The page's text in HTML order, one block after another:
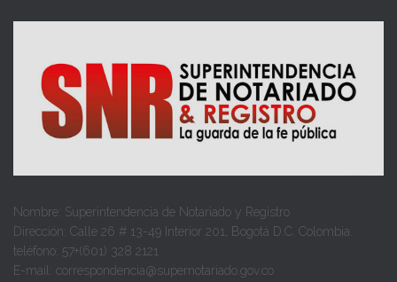
Nombre: Superintendencia de Notariado y Registro
Dirección: Calle 26 # 13-49 Interior 201, Bogotá D.C. Colombia.
teléfono: 57+(601) 328 2121
E-mail: correspondencia@supernotariado.gov.co